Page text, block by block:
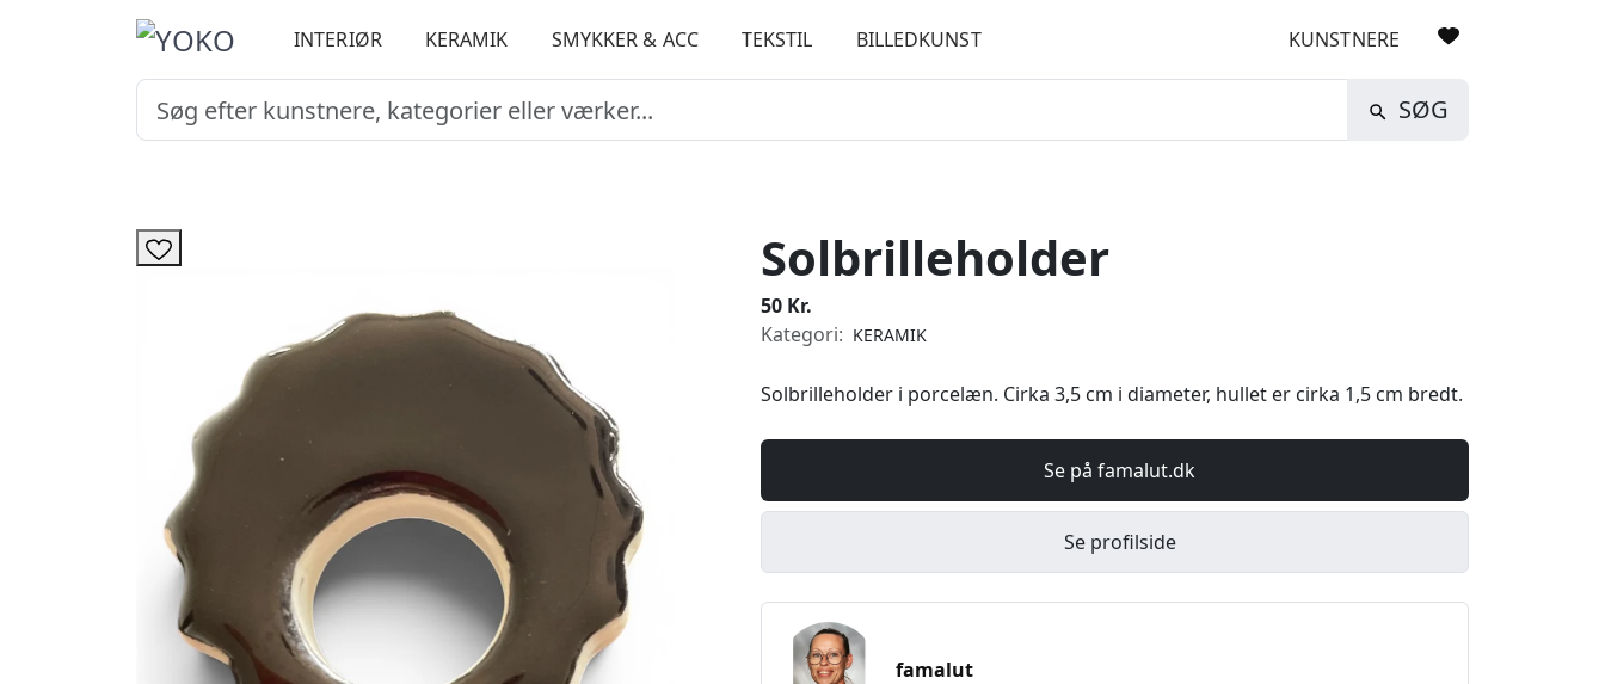
INTERIØR KERAMIK SMYKKER & ACC TEKSTIL BILLEDKUNST KUNSTNERE
SØG
Solbrilleholder
50 Kr.
Kategori: KERAMIK
Solbrilleholder i porcelæn. Cirka 3,5 cm i diameter, hullet er cirka 1,5 cm bredt.
Se på famalut.dk
Se profilside
famalut